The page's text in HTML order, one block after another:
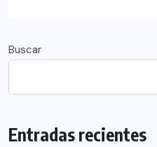
Buscar
Entradas recientes